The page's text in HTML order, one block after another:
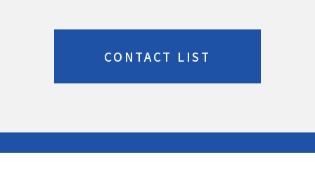
CONTACT LIST